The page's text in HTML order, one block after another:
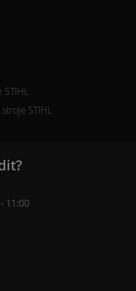
STIHL
STIHL
11:00